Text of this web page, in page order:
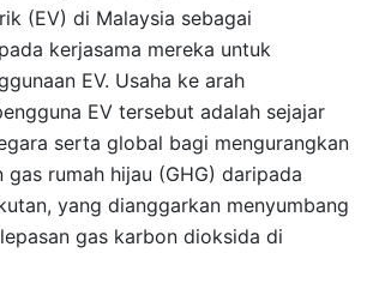
(EV) di Malaysia sebagai
kerjasama mereka untuk
EV. Usaha ke arah
EV tersebut adalah sejajar
serta global bagi mengurangkan
gas rumah hijau (GHG) daripada
yang dianggarkan menyumbang
gas karbon dioksida di